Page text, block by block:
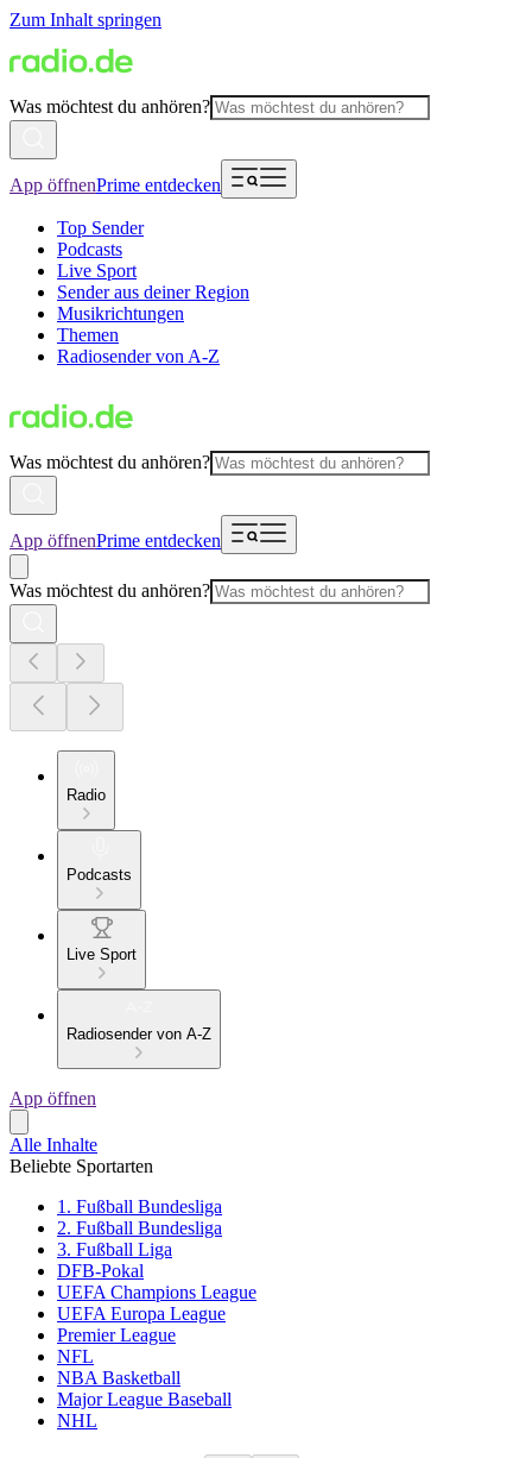
Zum Inhalt springen
Was möchtest du anhören?
App öffnenPrime entdecken
Top Sender
Podcasts
Live Sport
Sender aus deiner Region
Musikrichtungen
Themen
Radiosender von A-Z
Was möchtest du anhören?
App öffnenPrime entdecken
Was möchtest du anhören?
Radio
Podcasts
Live Sport
Radiosender von A-Z
App öffnen
Alle Inhalte
Beliebte Sportarten
1. Fußball Bundesliga
2. Fußball Bundesliga
3. Fußball Liga
DFB-Pokal
UEFA Champions League
UEFA Europa League
Premier League
NFL
NBA Basketball
Major League Baseball
NHL